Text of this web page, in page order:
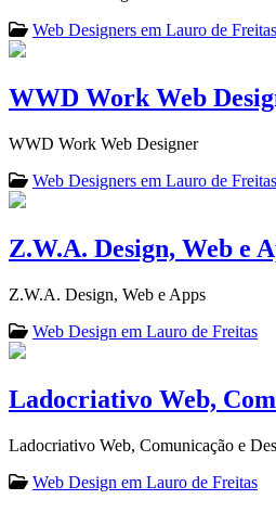
Web Designers em Lauro de Freitas
WWD Work Web
WWD Work Web Designer
Web Designers em Lauro de Freitas
Z.W.A. Design, Web e
Z.W.A. Design, Web e Apps
Web Design em Lauro de Freitas
Ladocriativo Web,
Ladocriativo Web, Comunicação e
Web Design em Lauro de Freitas